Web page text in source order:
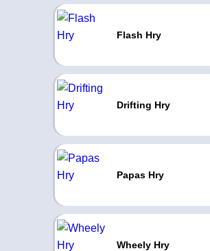
Flash Hry
Drifting Hry
Papas Hry
Wheely Hry